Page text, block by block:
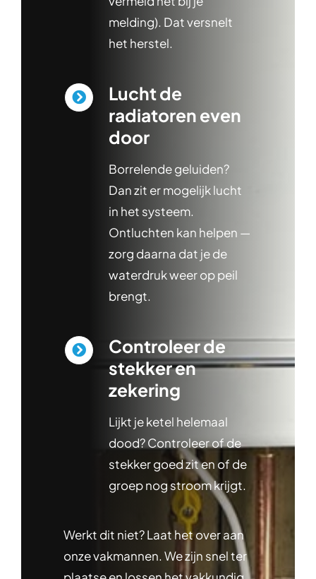
melding). Dat versnelt
het herstel.
Lucht de
radiatoren even
door
Borrelende geluiden?
Dan zit er mogelijk lucht
in het systeem.
Ontluchten kan helpen —
zorg daarna dat je de
waterdruk weer op peil
brengt.
Controleer de
stekker en
zekering
Lijkt je ketel helemaal
dood? Controleer of de
stekker goed zit en of de
groep nog stroom krijgt.
Werkt dit niet? Laat het over aan
onze vakmannen. We zijn snel ter